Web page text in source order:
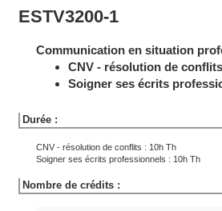
ESTV3200-1
Communication en situation
CNV - résolution de conflits
Soigner ses écrits
Durée :
CNV - résolution de conflits : 10h Th
Soigner ses écrits professionnels : 10h Th
Nombre de crédits :